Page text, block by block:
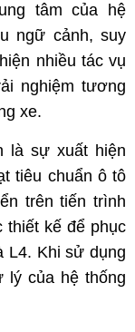
tâm của hệ
ngữ cảnh, suy
nhiều tác vụ
nghiệm tương
xe.
là sự xuất hiện
tiêu chuẩn ô tô
trên tiến trình
thiết kế để phục
L4. Khi sử dụng
lý của hệ thống